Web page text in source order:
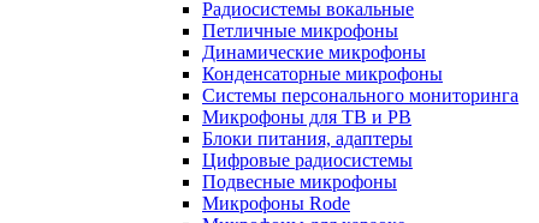
Радиосистемы вокальные
Петличные микрофоны
Динамические микрофоны
Конденсаторные микрофоны
Системы персонального мониторинга
Микрофоны для ТВ и РВ
Блоки питания, адаптеры
Цифровые радиосистемы
Подвесные микрофоны
Микрофоны Rode